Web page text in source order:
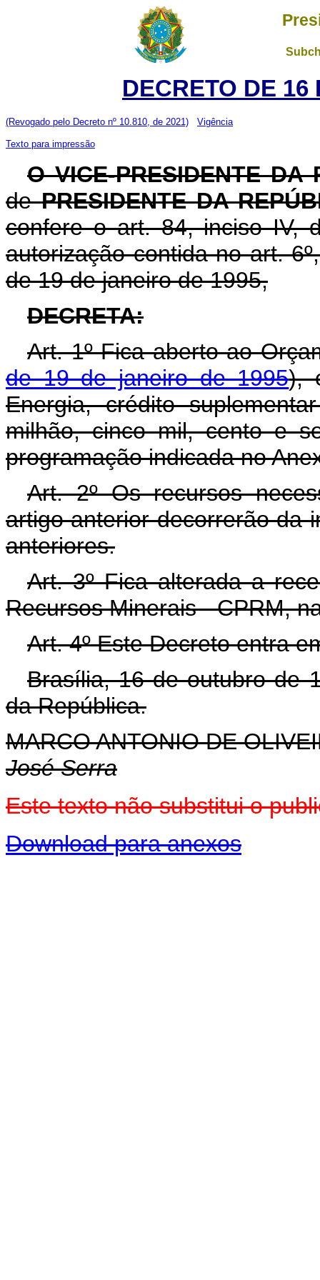
DECRETO DE 16
(Revogado pelo Decreto nº 10.810, de 2021) Vigência
Texto para impressão
O VICE-PRESIDENTE DA
dePRESIDENTE DA
confere o art. 84, inciso IV,
autorização contida no art.
de 19 de janeiro de 1995,
DECRETA:
Art. 1º Fica aberto ao
de 19 de janeiro de 1995),
Energia, crédito
milhão, cinco mil, cento e
programação indicada no
Art. 2º Os recursos
artigo anterior decorrerão da
anteriores.
Art. 3º Fica alterada a
Recursos Minerais - CPRM,
Art. 4º Este Decreto entra
Brasília, 16 de outubro de
da República.
MARCO ANTONIO DE
José Serra
Este texto não substitui o
Download para anexos